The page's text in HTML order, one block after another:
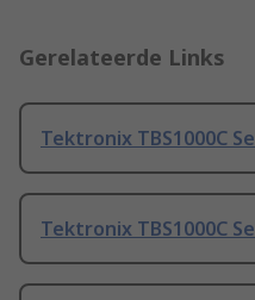
Gerelateerde Links
Tektronix TBS1000C
Tektronix TBS1000C